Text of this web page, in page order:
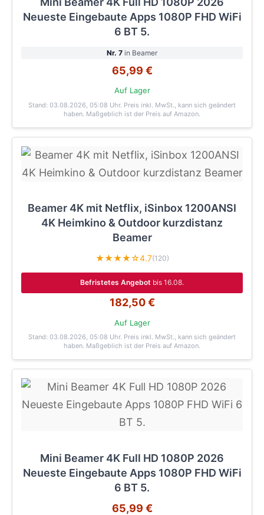
Neueste Eingebaute Apps 1080P FHD WiFi
6 BT 5.
Nr. 7 in Beamer
65,99 €
Auf Lager
Stand: 03.08.2026, 05:08 Uhr. Preis inkl. MwSt., kann sich geändert
haben. Maßgeblich ist der Preis auf Amazon.
Beamer 4K mit Netflix, iSinbox 1200ANSI
4K Heimkino & Outdoor kurzdistanz
Beamer
★★★★☆4.7(120)
Befristetes Angebot bis 16.08.
182,50 €
Auf Lager
Stand: 03.08.2026, 05:08 Uhr. Preis inkl. MwSt., kann sich geändert
haben. Maßgeblich ist der Preis auf Amazon.
Mini Beamer 4K Full HD 1080P 2026
Neueste Eingebaute Apps 1080P FHD WiFi
6 BT 5.
65,99 €